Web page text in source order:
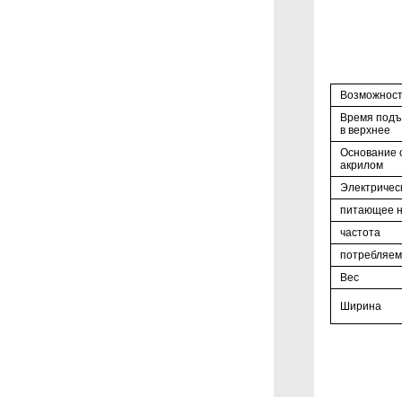
Время
в верхнее
Основание
акрилом
питающее
частота
Вес
Ширина